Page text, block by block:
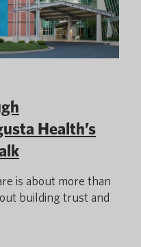
Health’s
is about more than
building trust and